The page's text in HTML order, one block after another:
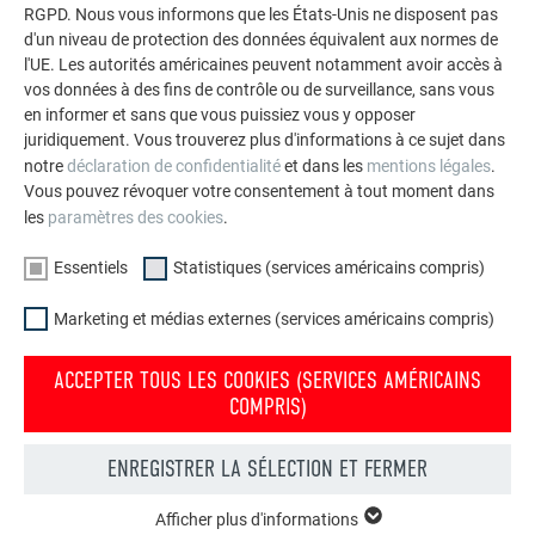
PERSONNES
La brigade a pour mission de protéger près de 5 000
personnes — les quelque 850 collaborateurs des deux
usines ainsi que la population de Marktl et Lilienfeld —, ce
qu’elle fait avec une grande rapidité de réaction, un
engagement exceptionnel et un dévouement sans limites.
Les quatre femmes et 37 hommes du corps de sapeurs-
pompiers doivent souvent intervenir sans relâche dans des
dernière, les équipes de garde ont été mobilisées 78 fois
de protection de l’environnement et de dépollution dans le
district de Lilienfeld, mais aussi sur la nationale voisine
suite à des accidents de la route ou même à l’étranger sur
des crues et des catastrophes consécutives au gel, comme
représentant également un risque pour le nouveau site des
RGPD. Nous vous informons que les États-Unis ne disposent pas
d'un niveau de protection des données équivalent aux normes de
l'UE. Les autorités américaines peuvent notamment avoir accès à
vos données à des fins de contrôle ou de surveillance, sans vous
en informer et sans que vous puissiez vous y opposer
juridiquement. Vous trouverez plus d'informations à ce sujet dans
notredéclaration de confidentialitéet dans les mentions légales.
Vous pouvez révoquer votre consentement à tout moment dans
les paramètres des cookies.
Essentiels Statistiques (services américains compris)
Marketing et médias externes (services américains compris)
ACCEPTER TOUS LES COOKIES (SERVICES AMÉRICAINS
COMPRIS)
ENREGISTRER LA SÉLECTION ET FERMER
Afficher plus d'informations